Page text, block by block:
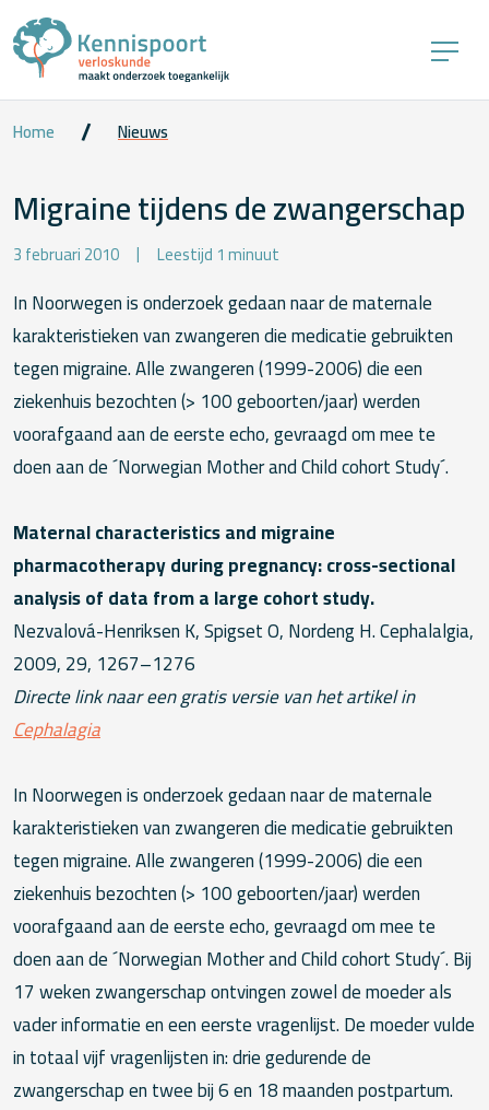
Home Nieuws
Migraine tijdens de zwangerschap
3 februari 2010 Leestijd 1 minuut
In Noorwegen is onderzoek gedaan naar de maternale
karakteristieken van zwangeren die medicatie gebruikten
tegen migraine. Alle zwangeren (1999-2006) die een
ziekenhuis bezochten (> 100 geboorten/jaar) werden
voorafgaand aan de eerste echo, gevraagd om mee te
doen aan de ´Norwegian Mother and Child cohort Study´.
Maternal characteristics and migraine
pharmacotherapy during pregnancy: cross-sectional
analysis of data from a large cohort study.
Nezvalová-Henriksen K, Spigset O, Nordeng H. Cephalalgia,
2009, 29, 1267–1276
Directe link naar een gratis versie van het artikel in
Cephalagia
In Noorwegen is onderzoek gedaan naar de maternale
karakteristieken van zwangeren die medicatie gebruikten
tegen migraine. Alle zwangeren (1999-2006) die een
ziekenhuis bezochten (> 100 geboorten/jaar) werden
voorafgaand aan de eerste echo, gevraagd om mee te
doen aan de ´Norwegian Mother and Child cohort Study´. Bij
17 weken zwangerschap ontvingen zowel de moeder als
vader informatie en een eerste vragenlijst. De moeder vulde
in totaal vijf vragenlijsten in: drie gedurende de
zwangerschap en twee bij 6 en 18 maanden postpartum.